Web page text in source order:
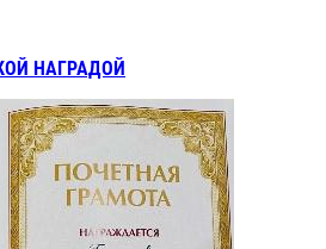
НАГРАДОЙ